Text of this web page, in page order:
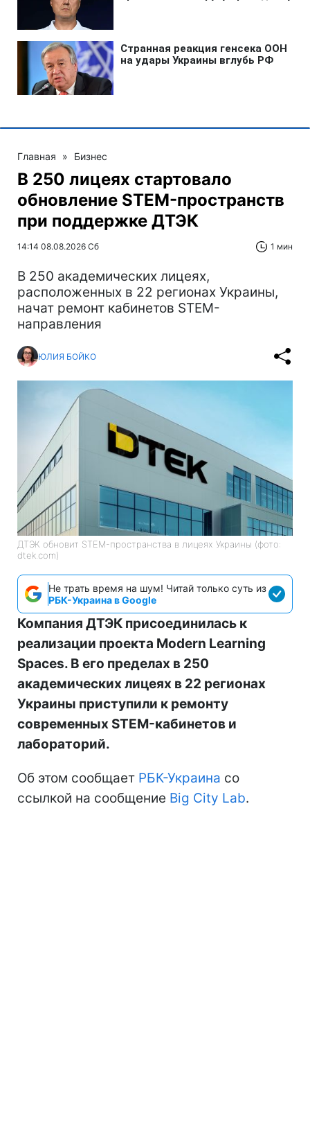
Главная » Бизнес
В 250 лицеях стартовало
обновление STEM-пространств
при поддержке ДТЭК‌
14:14 08.08.2026 Сб 1 мин
В 250 академических лицеях,
расположенных в 22 регионах Украины,
начат ремонт кабинетов STEM-
направления
ЮЛИЯ БОЙКО
ДТЭК обновит STEM-пространства в лицеях Украины (фото:
dtek.com)
Не трать время на шум! Читай только суть из
РБК-Украина в Google
Компания ДТЭК присоединилась к
реализации проекта Modern Learning
Spaces. В его пределах в 250
академических лицеях в 22 регионах
Украины приступили к ремонту
современных STEM-кабинетов и
лабораторий.
Об этом сообщает РБК-Украина со
ссылкой на сообщение Big City Lab.